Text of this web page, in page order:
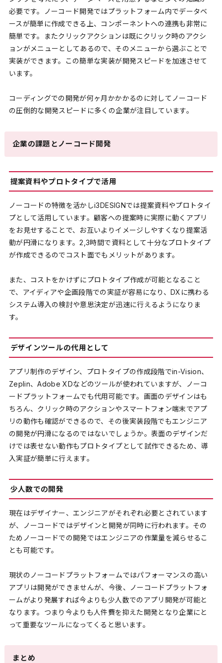
必要です。ノーコード開発ではプラットフォーム内でデータベ
ースが簡単に作成できる上、コンポーネントへの連携も非常に
簡単です。またクリックアクションは既にクリック時のアクシ
ョンがメニューとしてあるので、その メニューから選ぶことで
実装ができます。この簡単な実装が開発スピードを加速させて
います。
コーディングでの開発が何ヶ月かかかるのに対してノーコード
の圧倒的な開発スピードに多くの企業が注目しています。
企業の課題とノーコード開発
提案資料やプロトタイプで活用
ノーコードの特徴を活かしi3DESIGNでは提案資料やプロトタイ
プとして活用しています。顧客への提案時に実際に動くアプリ
をお見せすることで、お互いよりイメージしやすくなり提案活
動が円滑になります。2,3時間で資料として十分なプロトタイプ
が作成できるのでコスト面でもメリットがあります。
また、コストをかけずにプロトタイプ作成が可能となること
で、アイディアや企画段階での実証が容易になり、DXに携わる
システム導入の検討や意思決定が迅速に行えるようになりま
す。
デザインツールの代用として
アプリ制作のデザイン、プロトタイプの作成段階でin-Vision、
Zeplin、Adobe XDなどのツールが使われていますが、ノーコ
ードプラットフォームでも代用可能です。画面のデザインはも
ちろん、クリック時のアクションやスマートフォン端末でアプ
リの動作も確認ができるので、その後実装段階でもエンジニア
の開発が円滑になるのではないでしょうか。表面のデザインだ
けでは表せない動作もプロトタイプとして試作できるため、導
入実証が簡単に行えます。
少人数での開発
現在はデザイナー、エンジニアがそれぞれ必要とされています
が、ノーコードではデザインと開発が同時に行われます。その
ためノーコードでの開発ではエンジニアの作業量を減らせるこ
とも可能です。
現状のノーコードプラットフォームではパフォーマンスの高い
アプリは開発ができませんが、今後、ノーコードプラットフォ
ームがより発展すれば今よりも少人数でのアプリ開発が可能と
なります。つまり今よりも人件費を抑えた開発となり企業にと
って重要なツールになってくると思います。
まとめ